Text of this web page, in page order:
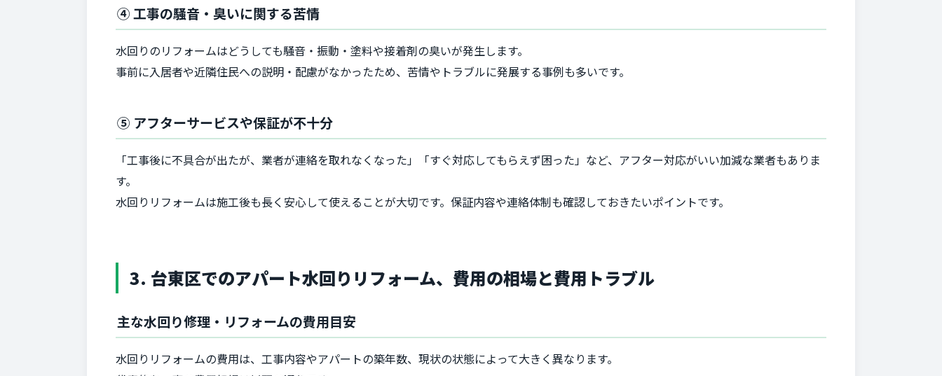
④ 工事の騒音・臭いに関する苦情
水回りのリフォームはどうしても騒音・振動・塗料や接着剤の臭いが発生します。
事前に入居者や近隣住民への説明・配慮がなかったため、苦情やトラブルに発展する事例も多いです。
⑤ アフターサービスや保証が不十分
「工事後に不具合が出たが、業者が連絡を取れなくなった」「すぐ対応してもらえず困った」など、アフター対応がいい加減な業者もありま
す。
水回りリフォームは施工後も長く安心して使えることが大切です。保証内容や連絡体制も確認しておきたいポイントです。
3. 台東区でのアパート水回りリフォーム、費用の相場と費用トラブル
主な水回り修理・リフォームの費用目安
水回りリフォームの費用は、工事内容やアパートの築年数、現状の状態によって大きく異なります。